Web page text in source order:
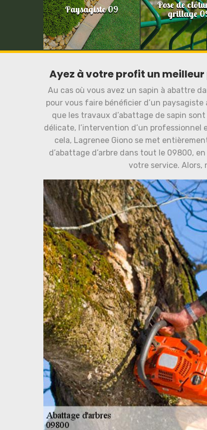
Paysagiste 09 Pose de
grillage
Ayez à votre profit un
Au cas où vous avez un sapin à abattre
pour vous faire bénéficier d’un
que les travaux d’abattage de sapin
délicate, l’intervention d’un
cela, Lagrenee Giono se met
d’abattage d’arbre dans tout le 09800,
votre service. Alors,